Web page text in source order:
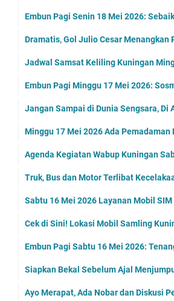
Embun Pagi Senin 18 Mei 2026:
Dramatis, Gol Julio Cesar Menangkan
Jadwal Samsat Keliling Kuningan
Embun Pagi Minggu 17 Mei 2026:
Jangan Sampai di Dunia Sengsara, Di
Minggu 17 Mei 2026 Ada
Agenda Kegiatan Wabup Kuningan
Truk, Bus dan Motor Terlibat
Sabtu 16 Mei 2026 Layanan Mobil
Cek di Sini! Lokasi Mobil Samling
Embun Pagi Sabtu 16 Mei 2026:
Siapkan Bekal Sebelum Ajal
Ayo Merapat, Ada Nobar dan Diskusi